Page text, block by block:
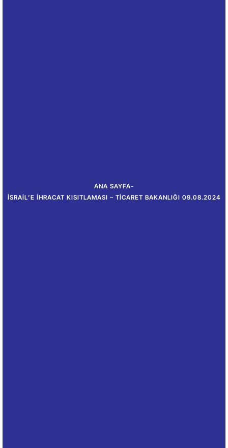
ANA SAYFA-
İSRAIL’E İHRACAT KISITLAMASI – TICARET BAKANLIĞI 09.08.2024